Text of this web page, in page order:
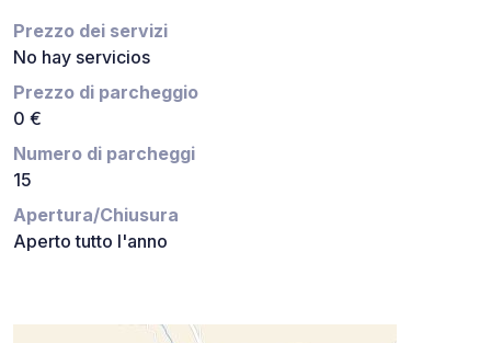
Prezzo dei servizi
No hay servicios
Prezzo di parcheggio
0 €
Numero di parcheggi
15
Apertura/Chiusura
Aperto tutto l'anno